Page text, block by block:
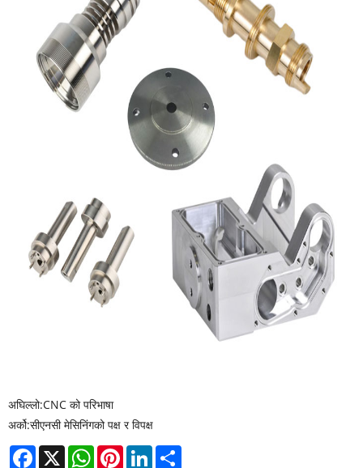
अघिल्लो:CNC को परिभाषा
अर्को:सीएनसी मेसिनिंगको पक्ष र विपक्ष
Facebook
X WhatsAppPinterestLinkedIn